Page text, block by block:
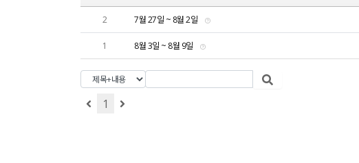
2 7월 27일 ~ 8월 2일
1 8월 3일 ~ 8월 9일
1